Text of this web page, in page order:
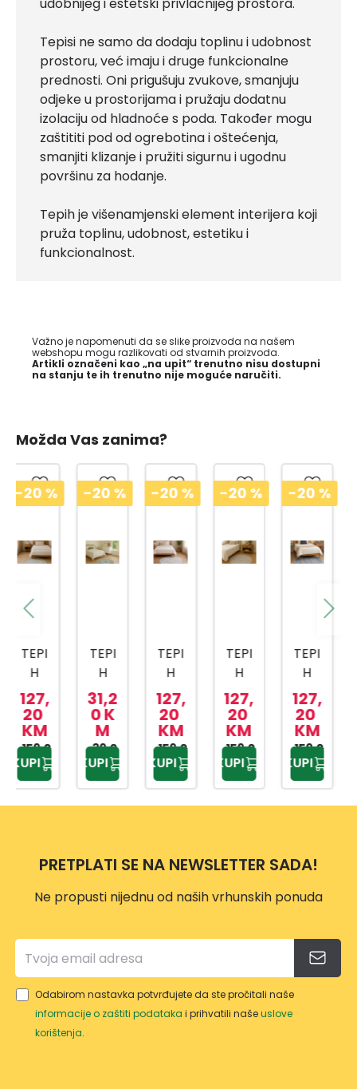
Tepisi ne samo da dodaju toplinu i udobnost
prostoru, već imaju i druge funkcionalne
prednosti. Oni prigušuju zvukove, smanjuju
odjeke u prostorijama i pružaju dodatnu
izolaciju od hladnoće s poda. Također mogu
zaštititi pod od ogrebotina i oštećenja,
smanjiti klizanje i pružiti sigurnu i ugodnu
površinu za hodanje.
Tepih je višenamjenski element interijera koji
pruža toplinu, udobnost, estetiku i
funkcionalnost.
Važno je napomenuti da se slike proizvoda na našem
webshopu mogu razlikovati od stvarnih proizvoda.
Artikli označeni kao „na upit“ trenutno nisu dostupni
na stanju te ih trenutno nije moguće naručiti.
Možda Vas zanima?
-20%
TEPI
H
KADI
FE
1046
GREE
N
100X1
00
31,2
0 K
M
39,0
0 KM
KUPI
-20%
TEPI
H
KADI
FE
1086
D.GR
EY
200X
200
127,
20
KM
159,0
0 KM
KUPI
-20%
TEPI
H
KADI
FE
1086
VIZIO
N
200X
200
127,
20
KM
159,0
0 KM
KUPI
-20%
TEPI
H
KADI
FE
KD10
8
NAVY
200X
200
127,
20
KM
159,0
0 KM
KUPI
-20%
TEPI
H
KADI
FE
KD10
8
GOL
D
100X1
31,2
0 K
M
39,0
0 KM
KUPI
PRETPLATI SE NA NEWSLETTER SADA!
Ne propusti nijednu od naših vrhunskih ponuda
Odabirom nastavka potvrđujete da ste pročitali naše
informacije o zaštiti podataka i prihvatili našeuslove
korištenja.